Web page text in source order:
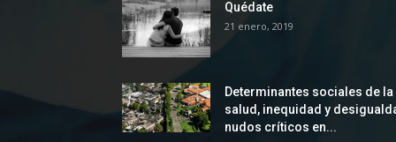
Quédate
21 enero, 2019
Determinantes sociales de la
salud, inequidad y
nudos críticos en...